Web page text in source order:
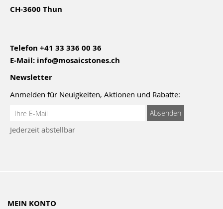
CH-3600 Thun
Telefon +41 33 336 00 36
E-Mail: info@mosaicstones.ch
Newsletter
Anmelden für Neuigkeiten, Aktionen und Rabatte:
Anmeldung
Newsletter:
Absenden
Jederzeit abstellbar
MEIN KONTO